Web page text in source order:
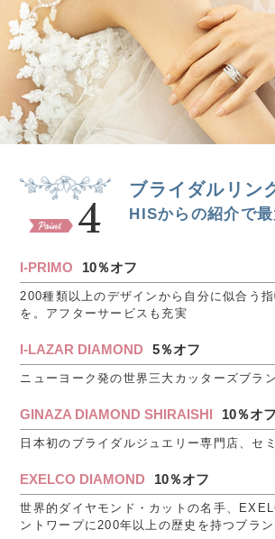
4
ブライダルリン
HISからの紹介で
I-PRIMO 10％オフ
200種類以上のデザインから自分に似合う
を。アフターサービスも充実
I-LAZAR DIAMOND 5％オフ
ニューヨーク発の世界三大カッターズブラ
GINAZA DIAMOND SHIRAISHI 10％オフ
日本初のブライダルジュエリー専門店、セ
EXELCO DIAMOND 10％オフ
世界的ダイヤモンド・カットの名手、
ントワープに200年以上の歴史を持つブラン